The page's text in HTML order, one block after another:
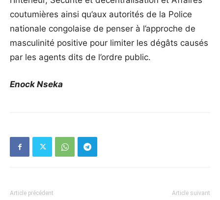
coutumières ainsi qu’aux autorités de la Police
nationale congolaise de penser à l’approche de
masculinité positive pour limiter les dégâts causés
par les agents dits de l’ordre public.
Enock Nseka
Article précédent Article suivant